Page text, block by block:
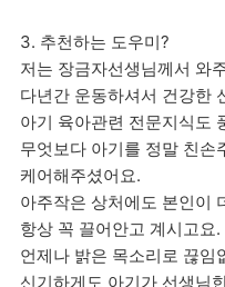
3. 추천하는 도우미?
저는 장금자선생님께서 와
다년간 운동하셔서 건강한
아기 육아관련 전문지식도
무엇보다 아기를 정말 친손
케어해주셨어요.
아주작은 상처에도 본인이
항상 꼭 끌어안고 계시고요.
언제나 밝은 목소리로 끊임
신기하게도 아기가 선생님